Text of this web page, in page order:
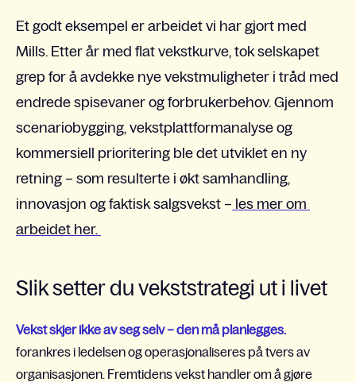
Et godt eksempel er arbeidet vi har gjort med
Mills. Etter år med flat vekstkurve, tok selskapet
grep for å avdekke nye vekstmuligheter i tråd med
endrede spisevaner og forbrukerbehov. Gjennom
scenariobygging, vekstplattformanalyse og
kommersiell prioritering ble det utviklet en ny
retning – som resulterte i økt samhandling,
innovasjon og faktisk salgsvekst – les mer om
arbeidet her.
Slik setter du vekststrategi ut i livet
Vekst skjer ikke av seg selv – den må planlegges.
forankres i ledelsen og operasjonaliseres på tvers av
organisasjonen. Fremtidens vekst handler om å gjøre